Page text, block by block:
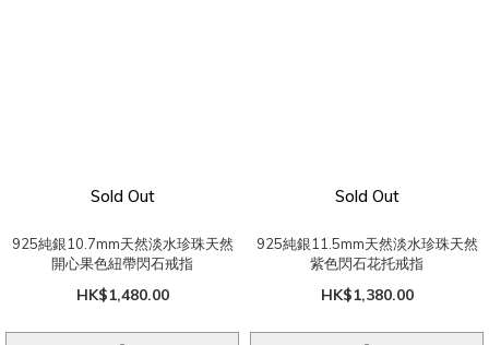
Sold Out
925純銀10.7mm天然淡水珍珠天然
開心果色紐帶閃石戒指
HK$1,480.00
Sold Out
925純銀11.5mm天然淡水珍珠天然
紫色閃石花托戒指
HK$1,380.00